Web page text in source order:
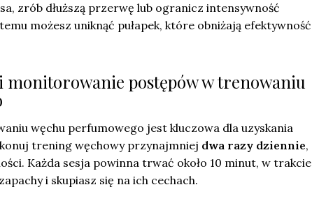
zrób dłuższą przerwę lub ogranicz intensywność
możesz uniknąć pułapek, które obniżają efektywność
monitorowanie postępów w trenowaniu
węchu perfumowego jest kluczowa dla uzyskania
trening węchowy przynajmniej dwa razy dziennie,
Każda sesja powinna trwać około 10 minut, w trakcie
i skupiasz się na ich cechach.